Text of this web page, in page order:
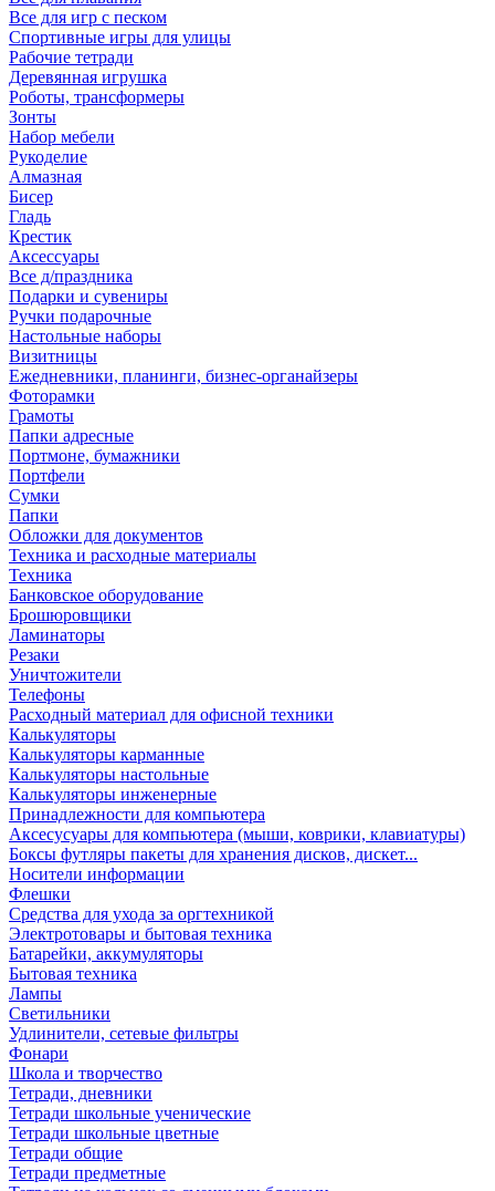
Все для игр с песком
Спортивные игры для улицы
Рабочие тетради
Деревянная игрушка
Роботы, трансформеры
Зонты
Набор мебели
Рукоделие
Алмазная
Бисер
Гладь
Крестик
Аксессуары
Все д/праздника
Подарки и сувениры
Ручки подарочные
Настольные наборы
Визитницы
Ежедневники, планинги, бизнес-органайзеры
Фоторамки
Грамоты
Папки адресные
Портмоне, бумажники
Портфели
Сумки
Папки
Обложки для документов
Техника и расходные материалы
Техника
Банковское оборудование
Брошюровщики
Ламинаторы
Резаки
Уничтожители
Телефоны
Расходный материал для офисной техники
Калькуляторы
Калькуляторы карманные
Калькуляторы настольные
Калькуляторы инженерные
Принадлежности для компьютера
Аксесусуары для компьютера (мыши, коврики, клавиатуры)
Боксы футляры пакеты для хранения дисков, дискет...
Носители информации
Флешки
Средства для ухода за оргтехникой
Электротовары и бытовая техника
Батарейки, аккумуляторы
Бытовая техника
Лампы
Светильники
Удлинители, сетевые фильтры
Фонари
Школа и творчество
Тетради, дневники
Тетради школьные ученические
Тетради школьные цветные
Тетради общие
Тетради предметные